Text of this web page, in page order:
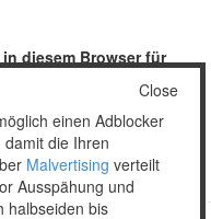
diesem Browser für
Close
einen Adblocker
die Ihren
Malvertising verteilt
Ausspähung und
halbseiden bis